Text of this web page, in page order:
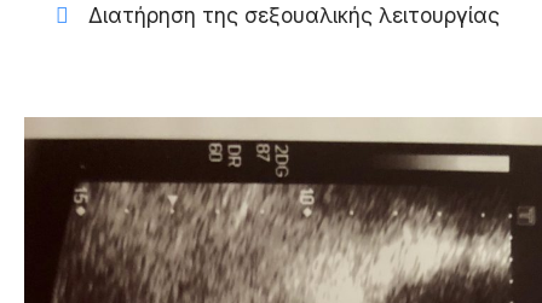
Διατήρηση της σεξουαλικής λειτουργίας